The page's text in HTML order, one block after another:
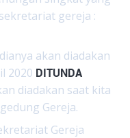
gereja :
akan diadakan
2020 DITUNDA
diadakan saat kita
Gereja.
Gereja